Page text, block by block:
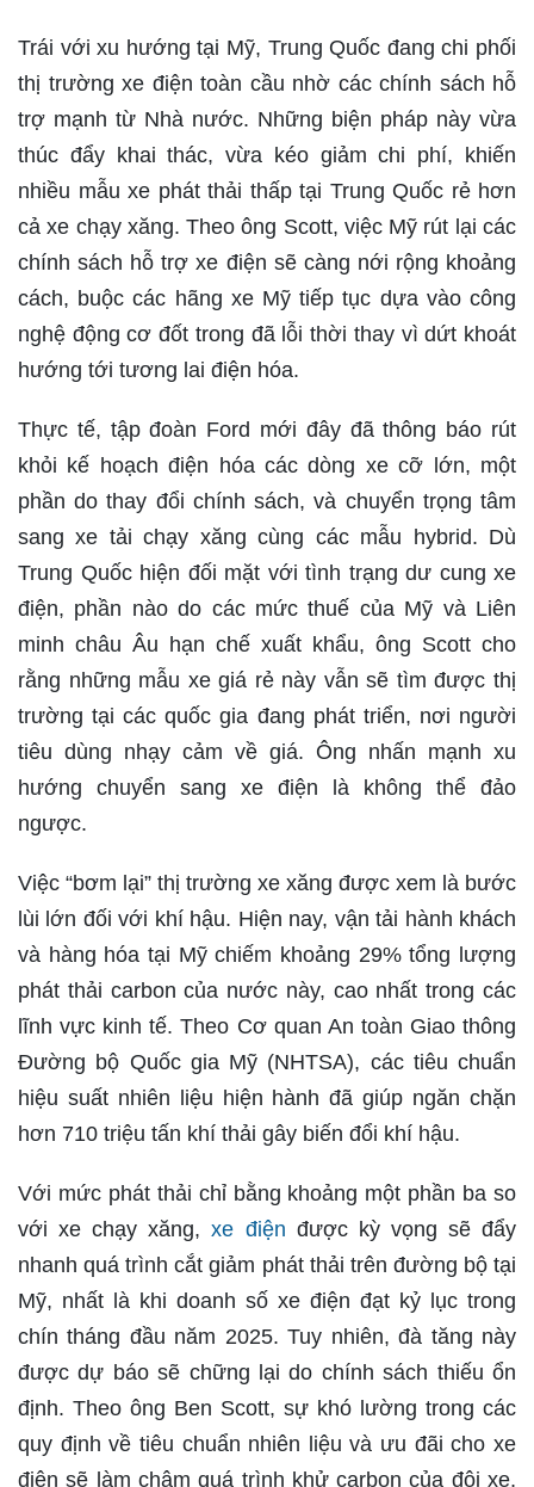
Trái với xu hướng tại Mỹ, Trung Quốc đang chi phối
thị trường xe điện toàn cầu nhờ các chính sách hỗ
trợ mạnh từ Nhà nước. Những biện pháp này vừa
thúc đẩy khai thác, vừa kéo giảm chi phí, khiến
nhiều mẫu xe phát thải thấp tại Trung Quốc rẻ hơn
cả xe chạy xăng. Theo ông Scott, việc Mỹ rút lại các
chính sách hỗ trợ xe điện sẽ càng nới rộng khoảng
cách, buộc các hãng xe Mỹ tiếp tục dựa vào công
nghệ động cơ đốt trong đã lỗi thời thay vì dứt khoát
hướng tới tương lai điện hóa.
Thực tế, tập đoàn Ford mới đây đã thông báo rút
khỏi kế hoạch điện hóa các dòng xe cỡ lớn, một
phần do thay đổi chính sách, và chuyển trọng tâm
sang xe tải chạy xăng cùng các mẫu hybrid. Dù
Trung Quốc hiện đối mặt với tình trạng dư cung xe
điện, phần nào do các mức thuế của Mỹ và Liên
minh châu Âu hạn chế xuất khẩu, ông Scott cho
rằng những mẫu xe giá rẻ này vẫn sẽ tìm được thị
trường tại các quốc gia đang phát triển, nơi người
tiêu dùng nhạy cảm về giá. Ông nhấn mạnh xu
hướng chuyển sang xe điện là không thể đảo
ngược.
Việc “bơm lại” thị trường xe xăng được xem là bước
lùi lớn đối với khí hậu. Hiện nay, vận tải hành khách
và hàng hóa tại Mỹ chiếm khoảng 29% tổng lượng
phát thải carbon của nước này, cao nhất trong các
lĩnh vực kinh tế. Theo Cơ quan An toàn Giao thông
Đường bộ Quốc gia Mỹ (NHTSA), các tiêu chuẩn
hiệu suất nhiên liệu hiện hành đã giúp ngăn chặn
hơn 710 triệu tấn khí thải gây biến đổi khí hậu.
Với mức phát thải chỉ bằng khoảng một phần ba so
với xe chạy xăng,xe điện được kỳ vọng sẽ đẩy
nhanh quá trình cắt giảm phát thải trên đường bộ tại
Mỹ, nhất là khi doanh số xe điện đạt kỷ lục trong
chín tháng đầu năm 2025. Tuy nhiên, đà tăng này
được dự báo sẽ chững lại do chính sách thiếu ổn
định. Theo ông Ben Scott, sự khó lường trong các
quy định về tiêu chuẩn nhiên liệu và ưu đãi cho xe
điện sẽ làm chậm quá trình khử carbon của đội xe,